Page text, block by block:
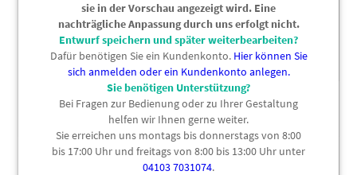
sie in der Vorschau angezeigt wird. Eine
nachträgliche Anpassung durch uns erfolgt nicht.
Entwurf speichern und später weiterbearbeiten?
Dafür benötigen Sie ein Kundenkonto. Hier können Sie
sich anmelden oder ein Kundenkonto anlegen.
Sie benötigen Unterstützung?
Bei Fragen zur Bedienung oder zu Ihrer Gestaltung
helfen wir Ihnen gerne weiter.
Sie erreichen uns montags bis donnerstags von 8:00
bis 17:00 Uhr und freitags von 8:00 bis 13:00 Uhr unter
04103 7031074.